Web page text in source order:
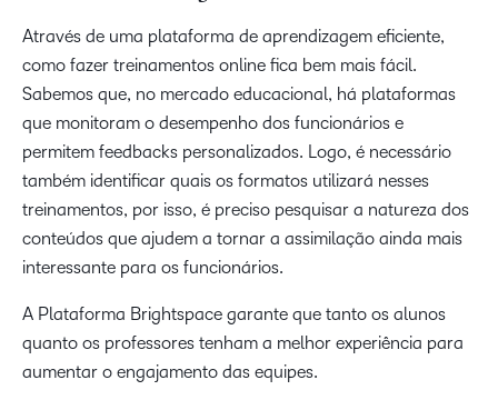
Através de uma plataforma de aprendizagem eficiente,
como fazer treinamentos online fica bem mais fácil.
Sabemos que, no mercado educacional, há plataformas
que monitoram o desempenho dos funcionários e
permitem feedbacks personalizados. Logo, é necessário
também identificar quais os formatos utilizará nesses
treinamentos, por isso, é preciso pesquisar a natureza dos
conteúdos que ajudem a tornar a assimilação ainda mais
interessante para os funcionários.
A Plataforma Brightspace garante que tanto os alunos
quanto os professores tenham a melhor experiência para
aumentar o engajamento das equipes.